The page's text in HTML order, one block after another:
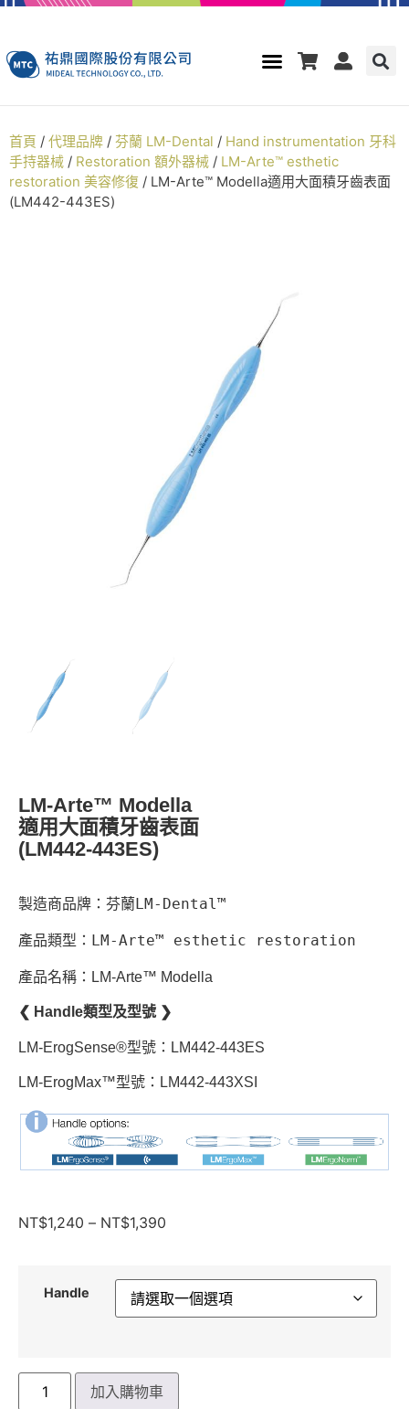
首頁 / 代理品牌 / 芬蘭 LM-Dental / Hand instrumentation 牙科
手持器械 / Restoration 額外器械 / LM-Arte™ esthetic
restoration 美容修復 / LM-Arte™ Modella適用大面積牙齒表面
(LM442-443ES)
LM-Arte™ Modella
適用大面積牙齒表面
(LM442-443ES)
製造商品牌：芬蘭LM-Dental™
產品類型：LM-Arte™ esthetic restoration
產品名稱：LM-Arte™ Modella
❮ Handle類型及型號 ❯
LM-ErogSense®型號：LM442-443ES
LM-ErogMax™型號：LM442-443XSI
NT$1,240 – NT$1,390
Handle
加入購物車